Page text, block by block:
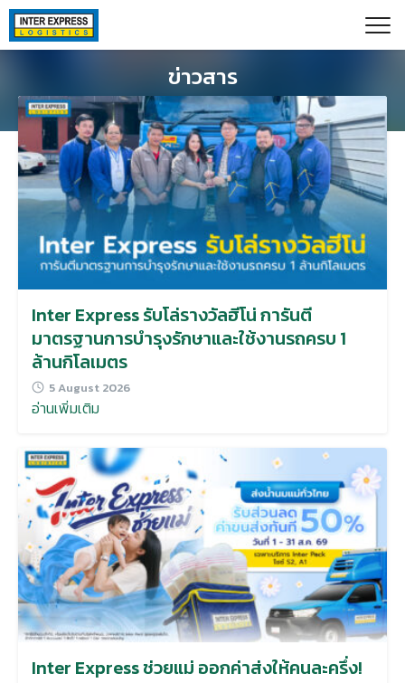
Paste this code as high in the of the page as possible:
content
ข่าวสาร
Inter Express รับโล่รางวัลฮีโน่ การันตี
มาตรฐานการบำรุงรักษาและใช้งานรถครบ 1
ล้านกิโลเมตร
5 August 2026
อ่านเพิ่มเติม
Inter Express ช่วยแม่ ออกค่าส่งให้คนละครึ่ง!